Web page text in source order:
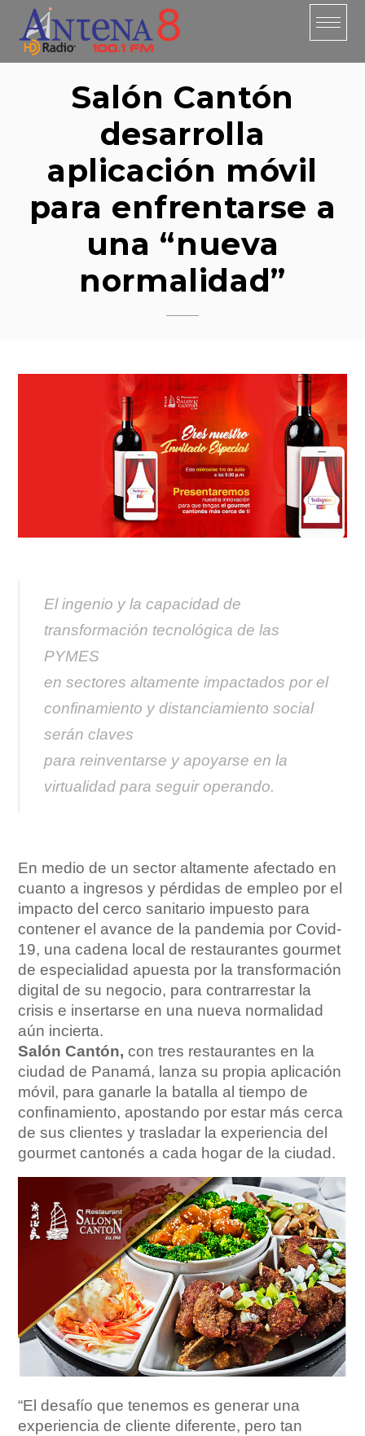
content
Salón Cantón
desarrolla
aplicación móvil
para enfrentarse a
una “nueva
normalidad”
El ingenio y la capacidad de
transformación tecnológica de las
PYMES
en sectores altamente impactados por el
confinamiento y distanciamiento social
serán claves
para reinventarse y apoyarse en la
virtualidad para seguir operando.
En medio de un sector altamente afectado en
cuanto a ingresos y pérdidas de empleo por el
impacto del cerco sanitario impuesto para
contener el avance de la pandemia por Covid-
19, una cadena local de restaurantes gourmet
de especialidad apuesta por la transformación
digital de su negocio, para contrarrestar la
crisis e insertarse en una nueva normalidad
aún incierta.
Salón Cantón, con tres restaurantes en la
ciudad de Panamá, lanza su propia aplicación
móvil, para ganarle la batalla al tiempo de
confinamiento, apostando por estar más cerca
de sus clientes y trasladar la experiencia del
gourmet cantonés a cada hogar de la ciudad.
“El desafío que tenemos es generar una
experiencia de cliente diferente, pero tan